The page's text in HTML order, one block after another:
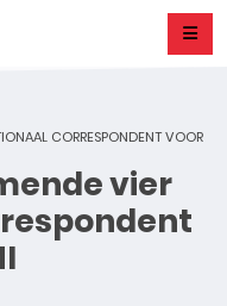
vier
CORRESPONDENT VOOR